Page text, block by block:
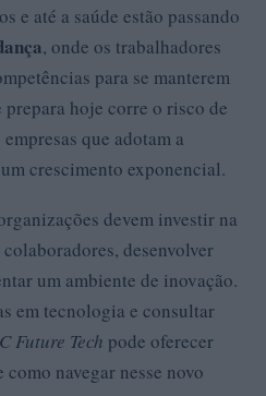
e até a saúde estão passando
, onde os trabalhadores
para se manterem
hoje corre o risco de
que adotam a
crescimento exponencial.
devem investir na
desenvolver
um ambiente de inovação.
em tecnologia e consultar
Future Tech pode oferecer
navegar nesse novo